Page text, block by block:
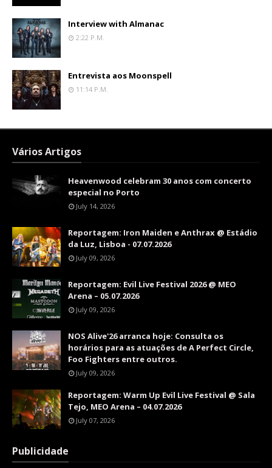
Interview with Almanac
2:22 P.m.
Entrevista aos Moonspell
11:14 P.m.
Vários Artigos
Heavenwood celebram 30 anos com concerto
especial no Porto
July 14, 2026
Reportagem: Iron Maiden e Anthrax @ Estádio
da Luz, Lisboa - 07.07.2026
July 09, 2026
Reportagem: Evil Live Festival 2026 @ MEO
Arena – 05.07.2026
July 09, 2026
NOS Alive'26 arranca hoje: Consulta os
horários para as atuações de A Perfect Circle,
Foo Fighters entre outros.
July 09, 2026
Reportagem: Warm Up Evil Live Festival @ Sala
Tejo, MEO Arena – 04.07.2026
July 07, 2026
Publicidade